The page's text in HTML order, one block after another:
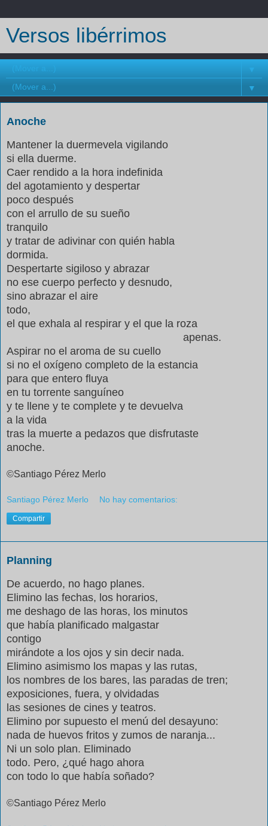
Versos libérrimos
▼
▼
Anoche
Mantener la duermevela vigilando
si ella duerme.
Caer rendido a la hora indefinida
del agotamiento y despertar
poco después
con el arrullo de su sueño
tranquilo
y tratar de adivinar con quién habla
dormida.
Despertarte sigiloso y abrazar
no ese cuerpo perfecto y desnudo,
sino abrazar el aire
todo,
el que exhala al respirar y el que la roza
apenas.
Aspirar no el aroma de su cuello
si no el oxígeno completo de la estancia
para que entero fluya
en tu torrente sanguíneo
y te llene y te complete y te devuelva
a la vida
tras la muerte a pedazos que disfrutaste
anoche.
©Santiago Pérez Merlo
Santiago Pérez Merlo No hay comentarios:
Compartir
Planning
De acuerdo, no hago planes.
Elimino las fechas, los horarios,
me deshago de las horas, los minutos
que había planificado malgastar
contigo
mirándote a los ojos y sin decir nada.
Elimino asimismo los mapas y las rutas,
los nombres de los bares, las paradas de tren;
exposiciones, fuera, y olvidadas
las sesiones de cines y teatros.
Elimino por supuesto el menú del desayuno:
nada de huevos fritos y zumos de naranja...
Ni un solo plan. Eliminado
todo. Pero, ¿qué hago ahora
con todo lo que había soñado?
©Santiago Pérez Merlo